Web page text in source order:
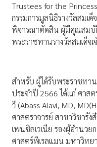
Trustees for the
กรรมการมูลนิธิรางวัลสมเ
พิจารณาตัดสิน ผู้มีคุณสมบั
พระราชทานรางวัลสมเด็จ
สำหรับ ผู้ได้รับพระราชทา
ประจำปี 2566 ได้แก่ ศาส
วี (Abass Alavi, MD,
ศาสตราจารย์ สาขาวิชารั
เพนซิลเวเนีย รองผู้อำนว
ศาสตร์พีเรลแมน มหาวิทย